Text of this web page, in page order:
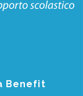
Benefit